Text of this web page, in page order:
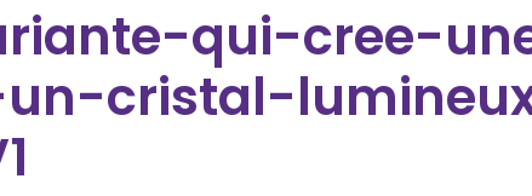
qui-cree-
cristal-